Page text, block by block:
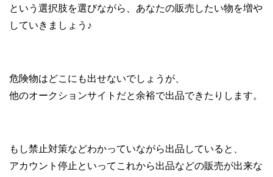
という選択肢を選びながら、あなたの販売したい物を増や
していきましょう♪
危険物はどこにも出せないでしょうが、
他のオークションサイトだと余裕で出品できたりします。
もし禁止対策などわかっていながら出品していると、
アカウント停止といってこれから出品などの販売が出来な